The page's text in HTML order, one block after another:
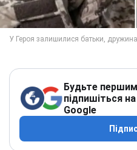
Будьте
підпишіться
Google